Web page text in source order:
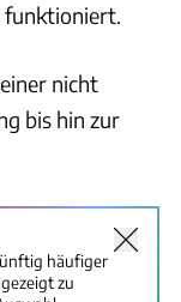
funktioniert.
nicht
bis hin zur
häufiger
zu